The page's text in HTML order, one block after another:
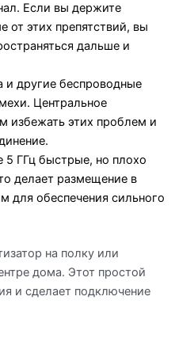
Если вы держите
от этих препятствий, вы
дальше и
и другие беспроводные
Центральное
избежать этих проблем и
5 ГГц быстрые, но плохо
делает размещение в
для обеспечения сильного
на полку или
дома. Этот простой
и сделает подключение